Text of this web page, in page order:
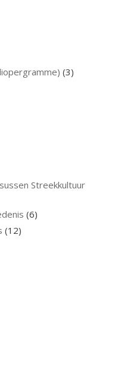
(3)
Streekkultuur
(6)
(12)